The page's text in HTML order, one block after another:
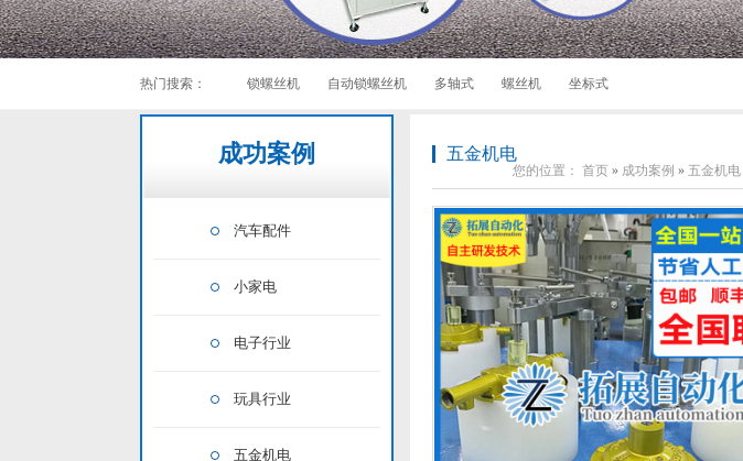
热门搜索： 锁螺丝机 自动锁螺丝机 多轴式 螺丝机 坐标式
成功案例
汽车配件
小家电
电子行业
玩具行业
五金机电
五金机电
您的位置： 首页 » 成功案例 » 五金机电